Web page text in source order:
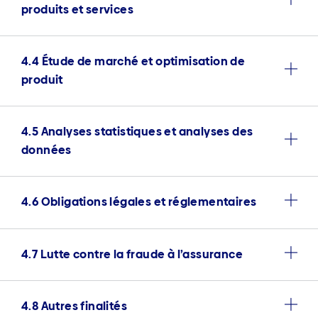
produits et services
4.4 Étude de marché et optimisation de
produit
4.5 Analyses statistiques et analyses des
données
4.6 Obligations légales et réglementaires
4.7 Lutte contre la fraude à l’assurance
4.8 Autres finalités